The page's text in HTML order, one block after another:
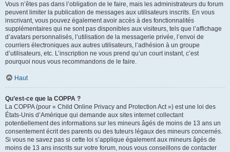
Vous n’êtes pas dans l’obligation de le faire, mais les administrateurs du forum
peuvent limiter la publication de messages aux utilisateurs inscrits. En vous
inscrivant, vous pouvez également avoir accès à des fonctionnalités
supplémentaires qui ne sont pas disponibles aux visiteurs, tels que l’affichage
d’avatars personnalisés, l’utilisation de la messagerie privée, l’envoi de
courriers électroniques aux autres utilisateurs, l’adhésion à un groupe
d’utilisateurs, etc. L’inscription ne vous prend qu’un court instant, c’est
pourquoi nous vous recommandons de le faire.
Haut
Qu’est-ce que la COPPA ?
La COPPA (pour « Child Online Privacy and Protection Act ») est une loi des
États-Unis d’Amérique qui demande aux sites internet collectant
potentiellement des informations sur les mineurs âgés de moins de 13 ans un
consentement écrit des parents ou des tuteurs légaux des mineurs concernés.
Si vous ne savez pas si cette loi s’applique également aux mineurs âgés de
moins de 13 ans inscrits sur votre forum, nous vous conseillons de contacter